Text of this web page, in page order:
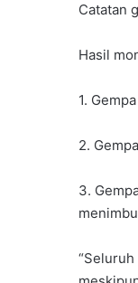
Catatan
Hasil
1.
2.
3.